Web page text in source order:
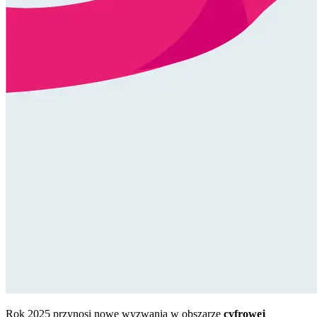
Rok 2025 przynosi nowe wyzwania w obszarze cyfrowej